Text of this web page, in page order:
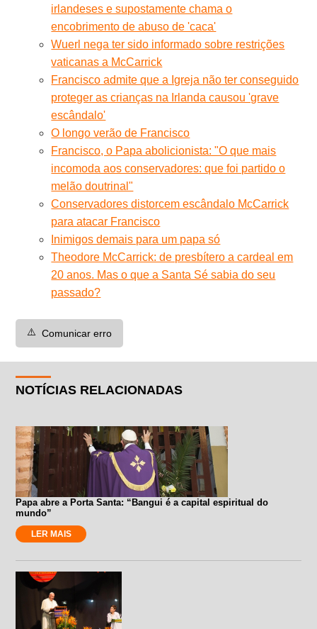
irlandeses e supostamente chama o
encobrimento de abuso de 'caca'
Wuerl nega ter sido informado sobre restrições
vaticanas a McCarrick
Francisco admite que a Igreja não ter conseguido
proteger as crianças na Irlanda causou 'grave
escândalo'
O longo verão de Francisco
Francisco, o Papa abolicionista: "O que mais
incomoda aos conservadores: que foi partido o
melão doutrinal"
Conservadores distorcem escândalo McCarrick
para atacar Francisco
Inimigos demais para um papa só
Theodore McCarrick: de presbítero a cardeal em
20 anos. Mas o que a Santa Sé sabia do seu
passado?
⚠️ Comunicar erro
NOTÍCIAS RELACIONADAS
Papa abre a Porta Santa: “Bangui é a capital espiritual do
mundo”
LER MAIS